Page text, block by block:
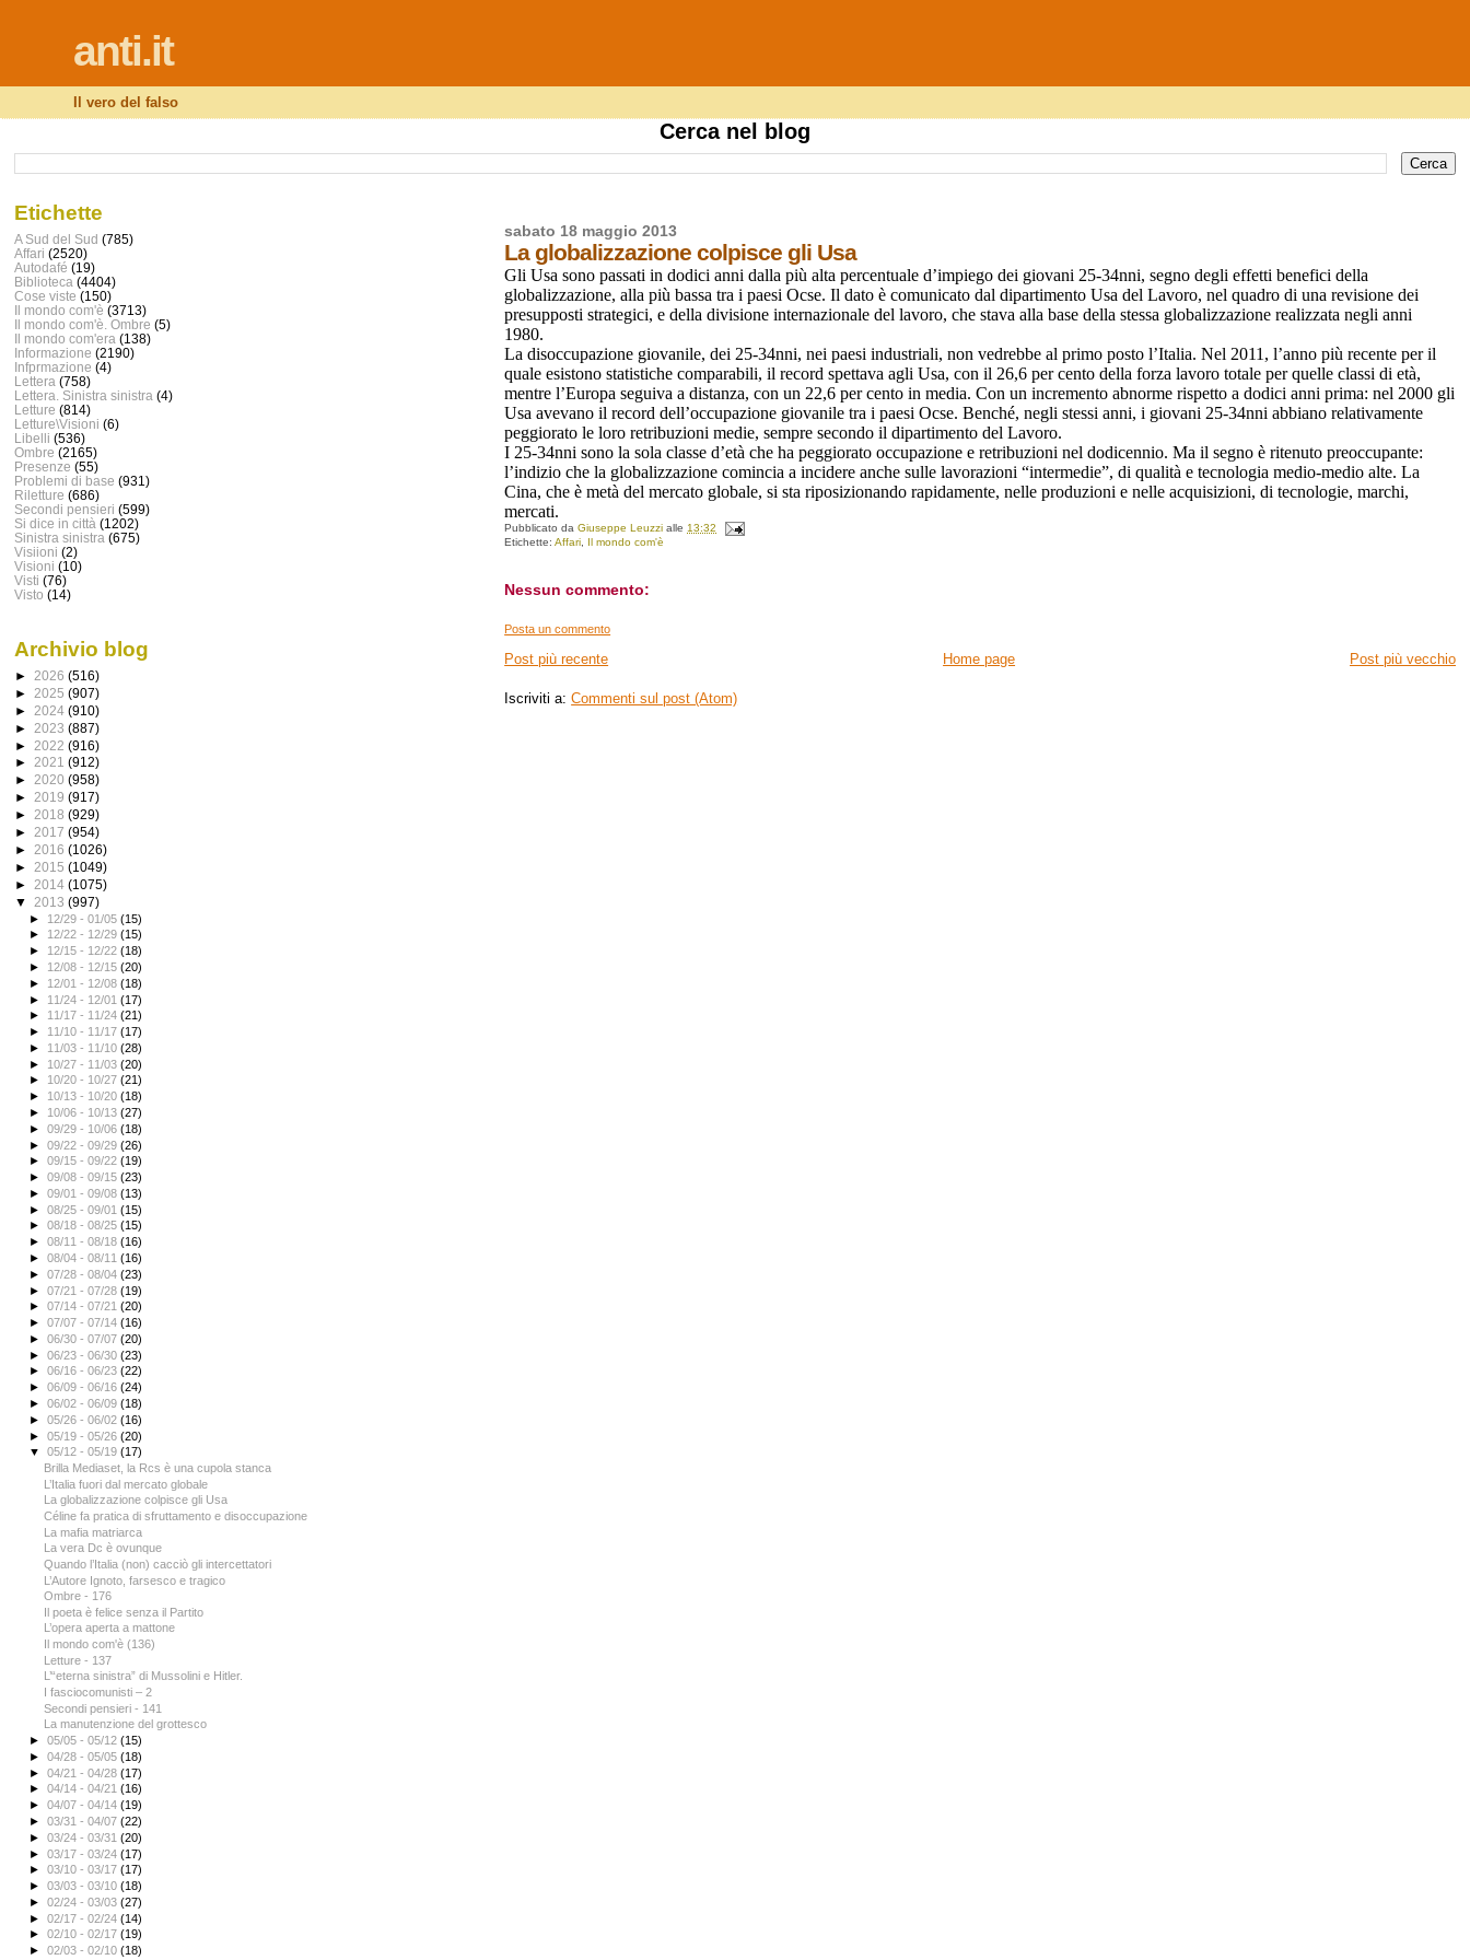
anti.it
Il vero del falso
Cerca nel blog
sabato 18 maggio 2013
La globalizzazione colpisce gli Usa
Gli Usa sono passati in dodici anni dalla più alta percentuale d’impiego dei giovani 25-34nni, segno degli effetti benefici della
globalizzazione, alla più bassa tra i paesi Ocse. Il dato è comunicato dal dipartimento Usa del Lavoro, nel quadro di una revisione dei
presupposti strategici, e della divisione internazionale del lavoro, che stava alla base della stessa globalizzazione realizzata negli anni
1980.
La disoccupazione giovanile, dei 25-34nni, nei paesi industriali, non vedrebbe al primo posto l’Italia. Nel 2011, l’anno più recente per il
quale esistono statistiche comparabili, il record spettava agli Usa, con il 26,6 per cento della forza lavoro totale per quelle classi di età,
mentre l’Europa seguiva a distanza, con un 22,6 per cento in media. Con un incremento abnorme rispetto a dodici anni prima: nel 2000 gli
Usa avevano il record dell’occupazione giovanile tra i paesi Ocse. Benché, negli stessi anni, i giovani 25-34nni abbiano relativamente
peggiorato le loro retribuzioni medie, sempre secondo il dipartimento del Lavoro.
I 25-34nni sono la sola classe d’età che ha peggiorato occupazione e retribuzioni nel dodicennio. Ma il segno è ritenuto preoccupante:
l’indizio che la globalizzazione comincia a incidere anche sulle lavorazioni “intermedie”, di qualità e tecnologia medio-medio alte.La
Cina, che è metà del mercato globale, si sta riposizionando rapidamente, nelle produzioni e nelle acquisizioni, di tecnologie, marchi,
mercati.
Pubblicato daGiuseppe Leuzzi alle 13:32
Etichette:Affari Il mondo com'è
Nessun commento:
Posta un commento
Post più recente Post più vecchio
Home page
Iscriviti a:Commenti sul post (Atom)
Etichette
A Sud del Sud (785)
Affari (2520)
Autodafé (19)
Biblioteca (4404)
Cose viste (150)
Il mondo com'è (3713)
Il mondo com'è. Ombre (5)
Il mondo com'era (138)
Informazione (2190)
Infprmazione (4)
Lettera (758)
Lettera. Sinistra sinistra (4)
Letture (814)
Letture\Visioni (6)
Libelli (536)
Ombre (2165)
Presenze (55)
Problemi di base (931)
Riletture (686)
Secondi pensieri (599)
Si dice in città (1202)
Sinistra sinistra (675)
Visiioni (2)
Visioni (10)
Visti (76)
Visto (14)
Archivio blog
► 2026 (516)
► 2025 (907)
► 2024 (910)
► 2023 (887)
► 2022 (916)
► 2021 (912)
► 2020 (958)
► 2019 (917)
► 2018 (929)
► 2017 (954)
► 2016 (1026)
► 2015 (1049)
► 2014 (1075)
▼ 2013 (997)
► 12/29 - 01/05(15)
► 12/22 - 12/29(15)
► 12/15 - 12/22(18)
► 12/08 - 12/15(20)
► 12/01 - 12/08(18)
► 11/24 - 12/01(17)
► 11/17 - 11/24(21)
► 11/10 - 11/17(17)
► 11/03 - 11/10(28)
► 10/27 - 11/03(20)
► 10/20 - 10/27(21)
► 10/13 - 10/20(18)
► 10/06 - 10/13(27)
►09/29 - 10/06(18)
►09/22 - 09/29(26)
►09/15 - 09/22(19)
►09/08 - 09/15(23)
►09/01 - 09/08(13)
►08/25 - 09/01(15)
►08/18 - 08/25(15)
►08/11 - 08/18(16)
►08/04 - 08/11(16)
►07/28 - 08/04(23)
►07/21 - 07/28(19)
►07/14 - 07/21(20)
►07/07 - 07/14(16)
►06/30 - 07/07(20)
►06/23 - 06/30(23)
►06/16 - 06/23(22)
►06/09 - 06/16(24)
►06/02 - 06/09(18)
►05/26 - 06/02(16)
►05/19 - 05/26(20)
▼05/12 - 05/19(17)
Brilla Mediaset, la Rcs è una cupola stanca
L’Italia fuori dal mercato globale
La globalizzazione colpisce gli Usa
Céline fa pratica di sfruttamento e disoccupazione
La mafia matriarca
La vera Dc è ovunque
Quando l’Italia (non) cacciò gli intercettatori
L’Autore Ignoto, farsesco e tragico
Ombre - 176
Il poeta è felice senza il Partito
L’opera aperta a mattone
Il mondo com'è (136)
Letture - 137
L’“eterna sinistra” di Mussolini e Hitler.
I fasciocomunisti – 2
Secondi pensieri - 141
La manutenzione del grottesco
►05/05 - 05/12(15)
►04/28 - 05/05(18)
►04/21 - 04/28(17)
►04/14 - 04/21(16)
►04/07 - 04/14(19)
►03/31 - 04/07(22)
►03/24 - 03/31(20)
►03/17 - 03/24(17)
►03/10 - 03/17(17)
►03/03 - 03/10(18)
►02/24 - 03/03(27)
►02/17 - 02/24(14)
►02/10 - 02/17(19)
►02/03 - 02/10(18)